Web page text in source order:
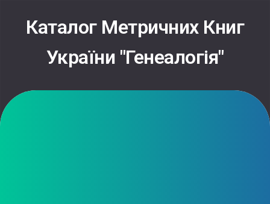
contentКаталог Метричних Книг
України "Генеалогія"